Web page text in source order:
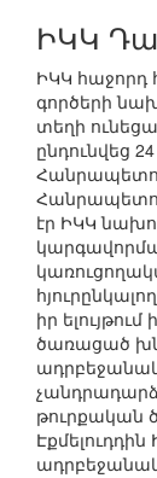
ԻԿԿ
ԻԿԿ հաջորդ
գործերի
տեղի
ընդունվեց
էր ԻԿԿ
իր
ծառացած
թուրքական